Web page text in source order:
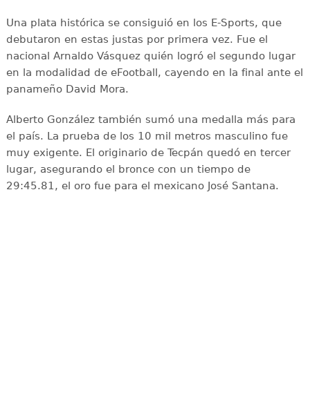
Una plata histórica se consiguió en los E-Sports, que
debutaron en estas justas por primera vez. Fue el
nacional Arnaldo Vásquez quién logró el segundo lugar
en la modalidad de eFootball, cayendo en la final ante el
panameño David Mora.
Alberto González también sumó una medalla más para
el país. La prueba de los 10 mil metros masculino fue
muy exigente. El originario de Tecpán quedó en tercer
lugar, asegurando el bronce con un tiempo de
29:45.81, el oro fue para el mexicano José Santana.